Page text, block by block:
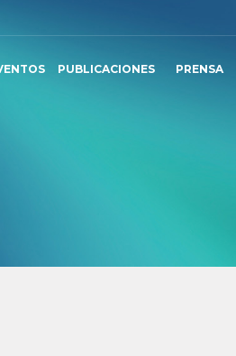
PUBLICACIONES PRENSA